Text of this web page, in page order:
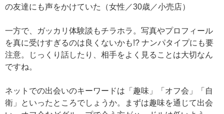
の友達にも声をかけていた（女性／30歳／小売店）
一方で、ガッカリ体験談もチラホラ。写真やプロフィール
を真に受けすぎるのは良くないかも!? ナンパタイプにも要
注意。じっくり話したり、相手をよく見ることは大切なん
ですね。
ネットでの出会いのキーワードは「趣味」「オフ会」「自
衛」といったところでしょうか。まずは趣味を通じて出会